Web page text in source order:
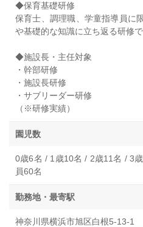
◆保育基礎研修
保育士、調理職、学童指導員に
や基礎的な知識に立ち返る研修で
◆施設長・主任対象
・幹部研修
・施設長研修
・サブリーダー研修
（※研修実績）
園児数
0歳6名 / 1歳10名 / 2歳11名 / 3
員60名
勤務地・最寄駅
神奈川県横浜市旭区白根5-13-1